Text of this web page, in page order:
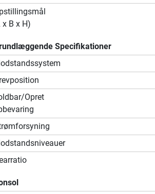
x B x H)
Specifikationer
Opret